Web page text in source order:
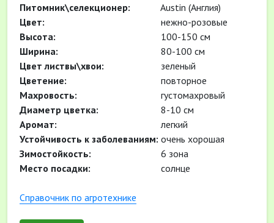
Питомник\селекционер:
Austin (Англия)
Цвет:
нежно-розовые
Высота:
100-150 см
Ширина:
80-100 см
Цвет листвы\хвои:
зеленый
Цветение:
повторное
Махровость:
густомахровый
Диаметр цветка:
8-10 см
Аромат:
легкий
Устойчивость к заболеваниям: очень хорошая
Зимостойкость:
6 зона
Место посадки:
солнце
Cправочник по агротехнике